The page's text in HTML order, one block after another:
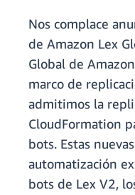
Nos complace
de Amazon Lex
Global de
marco de
admitimos la
CloudFormation
bots. Estas
automatización
bots de Lex V2,